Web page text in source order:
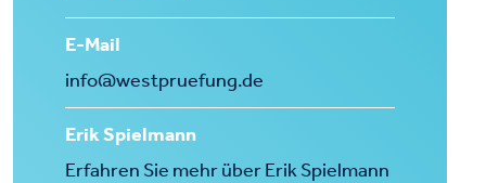
E-Mail
info@westpruefung.de
Erik Spielmann
Erfahren Sie mehr über Erik Spielmann